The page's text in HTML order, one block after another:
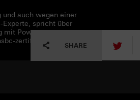
und auch wegen einer
Experte, spricht über
mit Power-
zertifikate.de
SHARE tweet